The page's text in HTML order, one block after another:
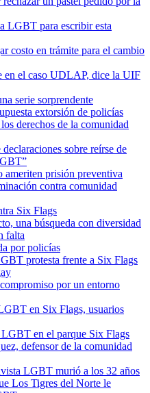
LGBT para escribir esta
costo en trámite para el cambio
en el caso UDLAP, dice la UIF
serie sorprendente
extorsión de policías
derechos de la comunidad
sobre reírse de
ameriten prisión preventiva
contra comunidad
Six Flags
una búsqueda con diversidad
falta
por policías
protesta frente a Six Flags
por un entorno
en Six Flags, usuarios
en el parque Six Flags
defensor de la comunidad
LGBT murió a los 32 años
Los Tigres del Norte le